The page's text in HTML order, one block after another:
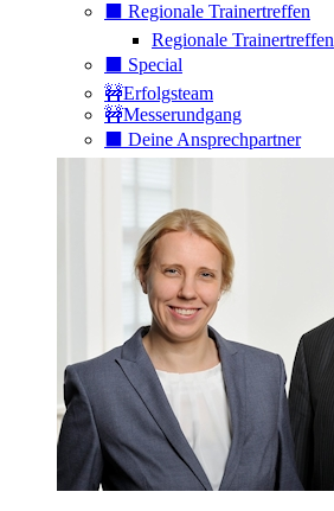
⬛️ Regionale Trainertreffen
Regionale Trainertreffen
⬛️ Special
🚧Erfolgsteam
🚧Messerundgang
⬛️ Deine Ansprechpartner